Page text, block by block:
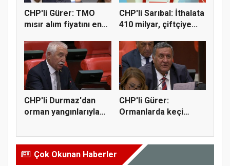
CHP'li Gürer: TMO
mısır alım fiyatını en
CHP'li Sarıbal: İthalata
410 milyar, çiftçiye...
CHP'li Durmaz'dan
orman yangınlarıyla
CHP'li Gürer:
Ormanlarda keçi
Çok Okunan Haberler